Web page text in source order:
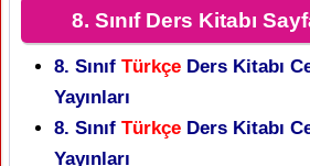
8. Sınıf Ders Kitabı
8. Sınıf Türkçe Ders Kitabı
Yayınları
8. Sınıf Türkçe Ders Kitabı
Yayınları